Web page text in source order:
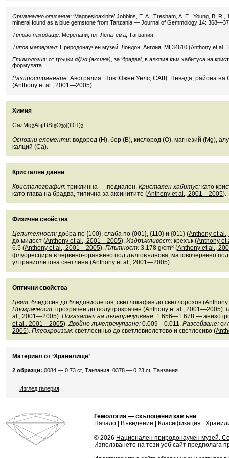
Оригинално описание: ‘Magnesioaxinite’ Jobbins, E. A., Tresham, A. E., Young, B.
mineral found as a blue gemstone from Tanzania — Journal of Gemmology 14:
Типово находище: Мерелани, пл. Лелатема, Танзания.
Типов материал: Природонаучен музей, Лондон, Англия, MI 34610 (Anthony et al.,
Етимология: от гръцки αξίνα (аксина) , за ‘брадва’, в алюзия към хабитуса на
формулата.
Разпространение: Австралия: Нов Южен Уелс; САЩ: Невада, района на
(Anthony et al., 2001—2005).
Химия
Ca4 Mg2Al 4 [BSi8O30](OH)2
Основни елементи: водород (H), бор (B), кислород (O), магнезий (Mg),
калций (Ca).
Кристални данни
Кристалография: триклинна — педиален. Кристален хабитус: като
като глава на брадва, типична за аксинитите (Anthony et al., 2001—2005).
Физични свойства
Цепителност: добра по {100}, слаба по {001}, {110} и {011} (Anthony et
до мидест (Anthony et al., 2001—2005). Издръжливост: крехък (Anthony
6.5 (Anthony et al., 2001—2005). Плътност: 3.178 g/cm3 (Anthony et al.,
флуоресцира в червено-оранжево под дълговълнова, матовочервено
ултравиолетова светлина (Anthony et al., 2001—2005).
Оптични свойства
Цвят: бледосин до бледовиолетов; светлокафяв до светлорозов (
Прозрачност: прозрачен до полупрозрачен (Anthony et al., 2001—2005).
al., 2001—2005). Показател на лъчепречупване: 1.656—1.678 —
et al., 2001—2005).Двойно лъчепречупване: 0.009—0.011. Разсейване:
2005). Плеохроизъм: светлосиньо до светловиолетово и светлосиво (
Материал от ‘Хранилище’
2 образци: 0084 — 0.73 ct, Танзания; 0378 — 0.23 ct, Танзания.
→ Изглед галерия
Гемология — скъпоценни камъни
Начало
Въведение Класификация
© 2026 Национален природонаучен музей,
Използването на този уеб сайт предполага